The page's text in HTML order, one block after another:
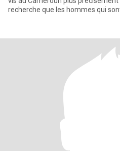
recherche que les hommes qui